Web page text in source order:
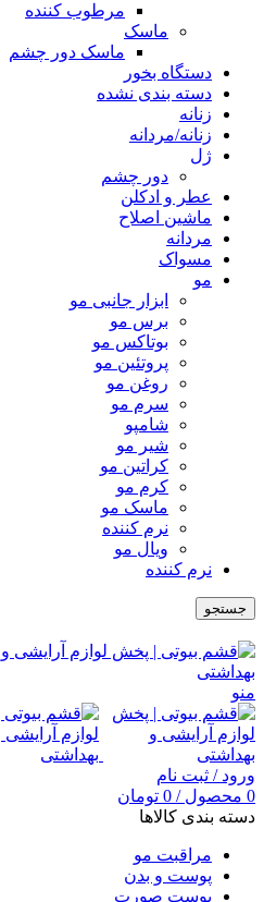
مرطوب کننده
ماسک
ماسک دور چشم
دستگاه بخور
دسته بندی نشده
زنانه
زنانه/مردانه
ژل
دور چشم
عطر و ادکلن
ماشین اصلاح
مردانه
مسواک
مو
ابزار جانبی مو
برس مو
بوتاکس مو
پروتئین مو
روغن مو
سرم مو
شامپو
شیر مو
کراتین مو
کرم مو
ماسک مو
نرم کننده
ویال مو
نرم کننده
جستجو
منو
ورود / ثبت نام
0 محصول /
0 تومان
دسته بندی کالاها
مراقبت مو
پوست و بدن
پوست صورت